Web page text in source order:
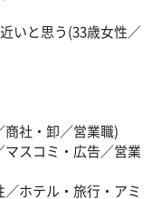
いと思う(33歳女性／
商社・卸／営業職)
マスコミ・広告／営業
／ホテル・旅行・アミ